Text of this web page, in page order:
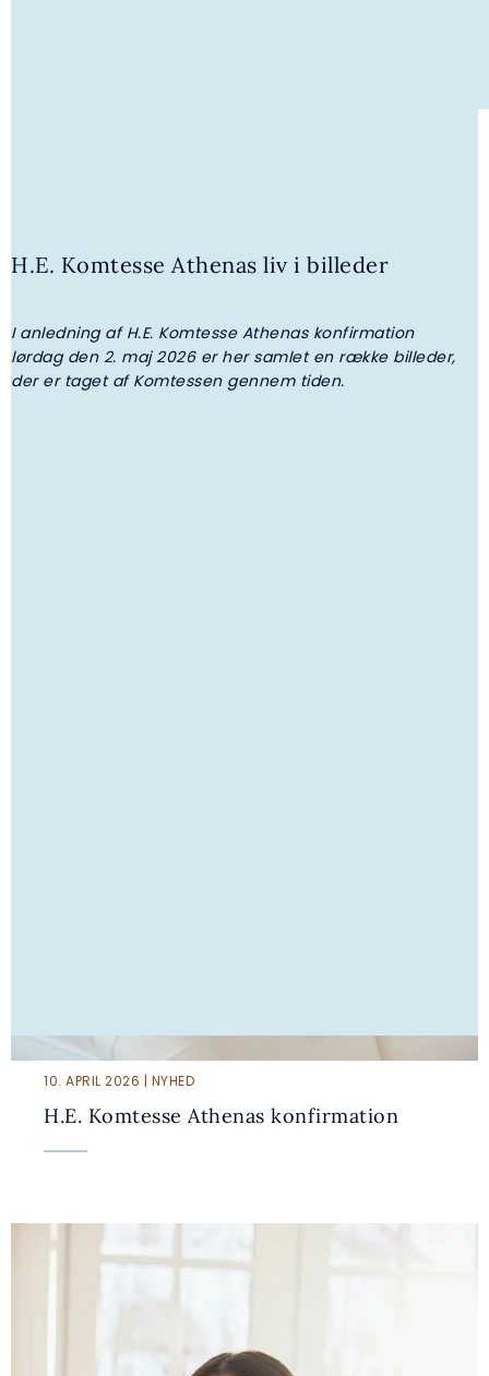
H.E. Komtesse Athenas liv i billeder
I anledning af H.E. Komtesse Athenas konfirmation
lørdag den 2. maj 2026 er her samlet en række billeder,
der er taget af Komtessen gennem tiden.
H.E. Komtesse Athenas konfirmation
10. APRIL 2026 | NYHED
H.E. Komtesse Athenas konfirmation